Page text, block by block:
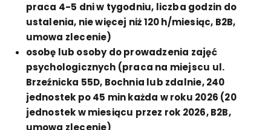
praca 4-5 dni w tygodniu, liczba godzin do
ustalenia, nie więcej niż 120 h/miesiąc, B2B,
umowa zlecenie)
osobę lub osoby do prowadzenia zajęć
psychologicznych (praca na miejscu ul.
Brzeźnicka 55D, Bochnia lub zdalnie, 240
jednostek po 45 min każda w roku 2026 (20
jednostek w miesiącu przez rok 2026, B2B,
umowa zlecenie)